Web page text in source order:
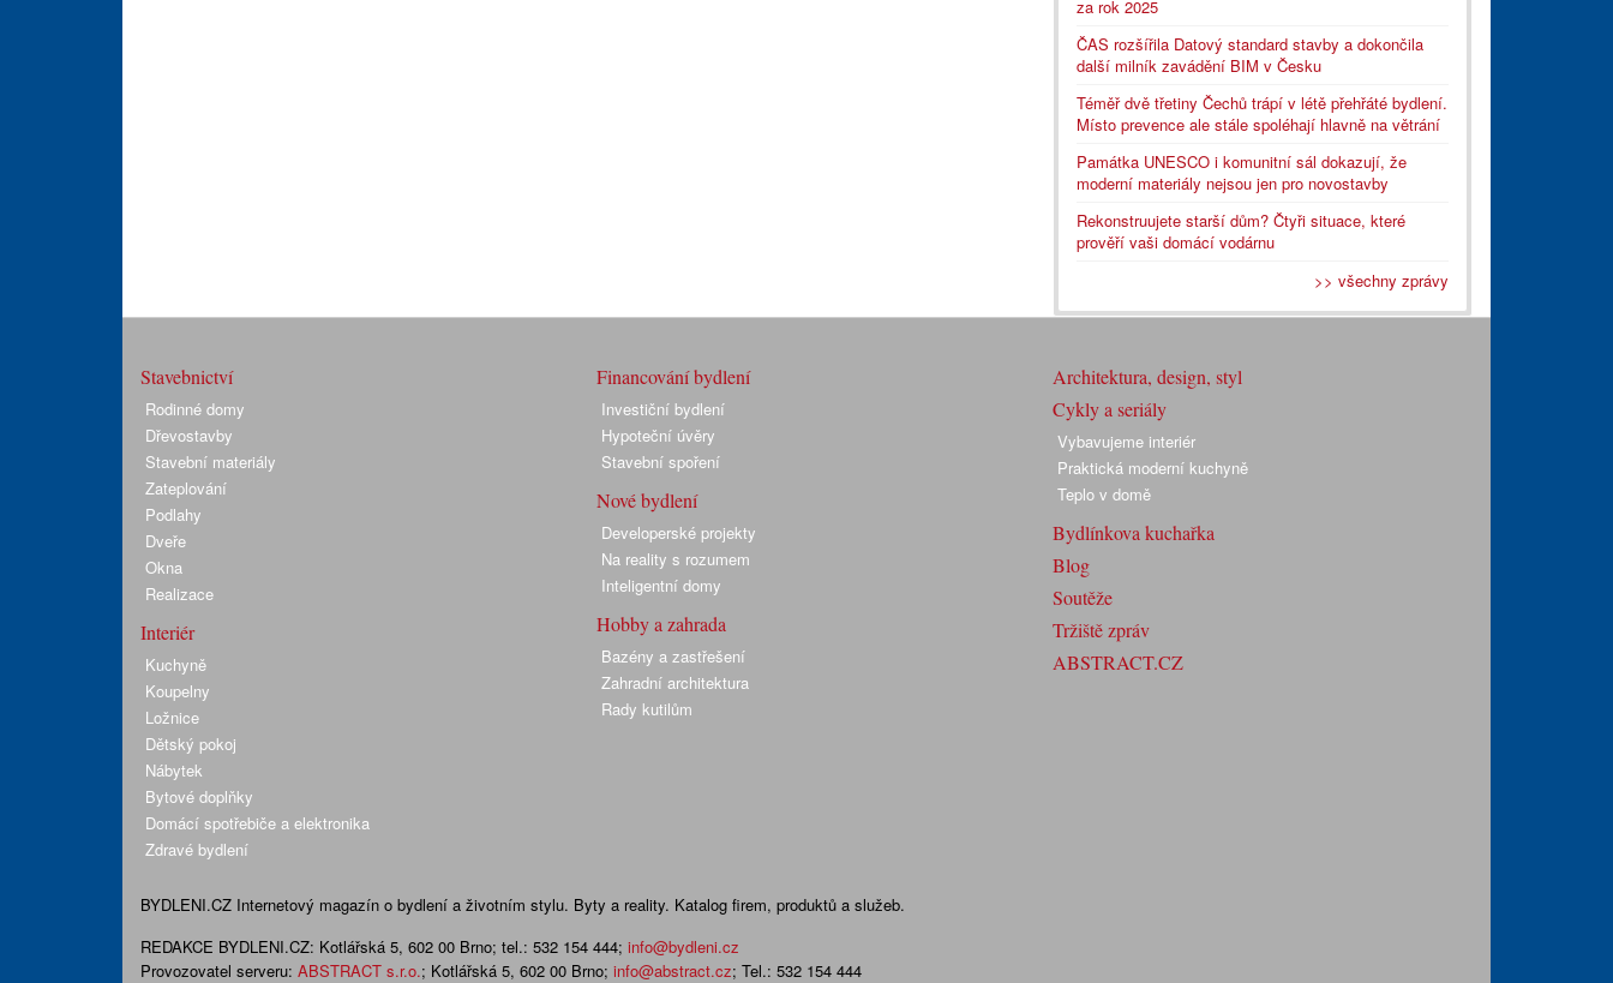
za rok 2025
ČAS rozšířila Datový standard stavby a dokončila
další milník zavádění BIM v Česku
Téměř dvě třetiny Čechů trápí v létě přehřáté bydlení.
Místo prevence ale stále spoléhají hlavně na větrání
Památka UNESCO i komunitní sál dokazují, že
moderní materiály nejsou jen pro novostavby
Rekonstruujete starší dům? Čtyři situace, které
prověří vaši domácí vodárnu
>> všechny zprávy
Stavebnictví
Rodinné domy
Dřevostavby
Stavební materiály
Zateplování
Podlahy
Dveře
Okna
Realizace
Interiér
Kuchyně
Koupelny
Ložnice
Dětský pokoj
Nábytek
Bytové doplňky
Domácí spotřebiče a elektronika
Zdravé bydlení
Financování bydlení
Investiční bydlení
Hypoteční úvěry
Stavební spoření
Nové bydlení
Developerské projekty
Na reality s rozumem
Inteligentní domy
Hobby a zahrada
Bazény a zastřešení
Zahradní architektura
Rady kutilům
Architektura, design, styl
Cykly a seriály
Vybavujeme interiér
Praktická moderní kuchyně
Teplo v domě
Bydlínkova kuchařka
Blog
Soutěže
Tržiště zpráv
ABSTRACT.CZ
BYDLENI.CZ Internetový magazín o bydlení a životním stylu. Byty a reality. Katalog firem, produktů a služeb.
REDAKCE BYDLENI.CZ: Kotlářská 5, 602 00 Brno; tel.: 532 154 444; info@bydleni.cz
Provozovatel serveru: ABSTRACT s.r.o.; Kotlářská 5, 602 00 Brno; info@abstract.cz; Tel.: 532 154 444